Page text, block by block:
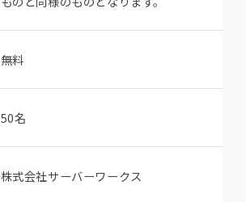
無料
50名
株式会社サーバーワークス